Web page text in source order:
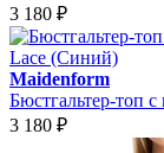
3 180 ₽
Maidenform
Бюстгальтер-топ
3 180 ₽